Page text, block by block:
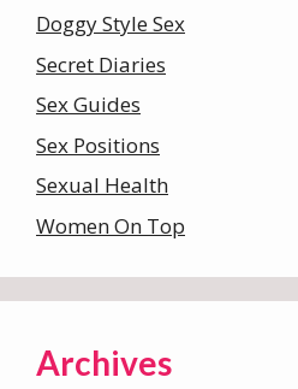
Doggy Style Sex
Secret Diaries
Sex Guides
Sex Positions
Sexual Health
Women On Top
Archives